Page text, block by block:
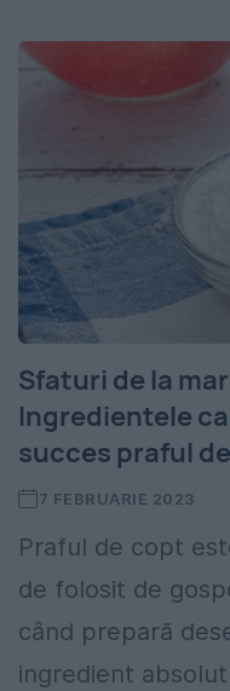
Sfaturi de la
Ingredientele
succes praful
7 FEBRUARIE 2023
Praful de copt
de folosit de
când prepară
ingredient